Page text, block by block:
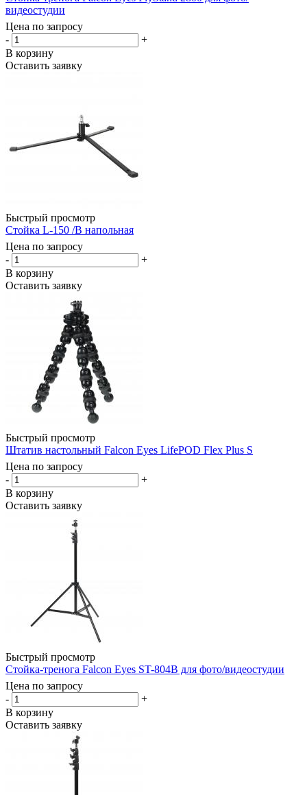
видеостудии
Цена по запросу
-
+
В корзину
Оставить заявку
Быстрый просмотр
Стойка L-150 /B напольная
Цена по запросу
-
+
В корзину
Оставить заявку
Быстрый просмотр
Штатив настольный Falcon Eyes LifePOD Flex Plus S
Цена по запросу
-
+
В корзину
Оставить заявку
Быстрый просмотр
Стойка-тренога Falcon Eyes ST-804B для фото/видеостудии
Цена по запросу
-
+
В корзину
Оставить заявку